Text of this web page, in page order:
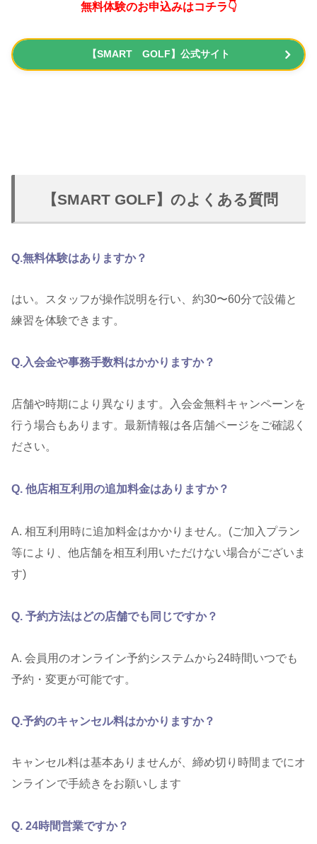
無料体験のお申込みはコチラ👇
【SMART GOLF】公式サイト
【SMART GOLF】のよくある質問
Q.無料体験はありますか？
はい。スタッフが操作説明を行い、約30〜60分で設備と
練習を体験できます。
Q.入会金や事務手数料はかかりますか？
店舗や時期により異なります。入会金無料キャンペーンを
行う場合もあります。最新情報は各店舗ページをご確認く
ださい。
Q. 他店相互利用の追加料金はありますか？
A. 相互利用時に追加料金はかかりません。(ご加入プラン
等により、他店舗を相互利用いただけない場合がございま
す)
Q. 予約方法はどの店舗でも同じですか？
A. 会員用のオンライン予約システムから24時間いつでも
予約・変更が可能です。
Q.予約のキャンセル料はかかりますか？
キャンセル料は基本ありませんが、締め切り時間までにオ
ンラインで手続きをお願いします
Q. 24時間営業ですか？